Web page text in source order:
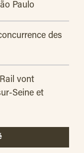
Paulo
des
vont
Seine et